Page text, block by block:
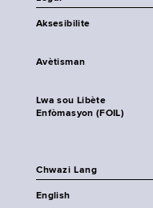
Aksesibilite
Avètisman
Lwa sou Libète
Enfòmasyon (FOIL)
Chwazi Lang
English